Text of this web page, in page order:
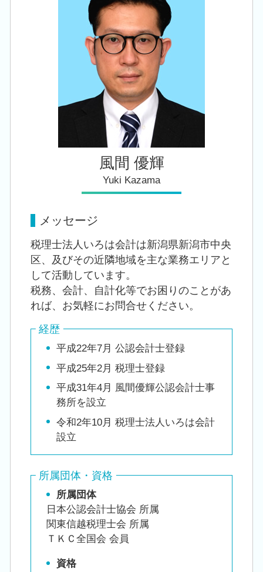
株 相続税 対策
相続税 税務署
税務顧問 税理士 相談 江南区
相続 税理士 相談 豊栄駅
会社設立 税理士 相談 豊栄駅
創業支援 税理士 相談 豊栄駅
創業支援 税理士 相談 阿賀野市
創業支援 税理士 相談 亀田駅
風間 優輝
Yuki Kazama
メッセージ
税理士法人いろは会計は新潟県新潟市中央
区、及びその近隣地域を主な業務エリアと
して活動しています。
税務、会計、自計化等でお困りのことがあ
れば、お気軽にお問合せください。
経歴
平成22年7月 公認会計士登録
平成25年2月 税理士登録
平成31年4月 風間優輝公認会計士事
務所を設立
令和2年10月 税理士法人いろは会計
設立
所属団体・資格
所属団体
日本公認会計士協会 所属
関東信越税理士会 所属
ＴＫＣ全国会 会員
資格